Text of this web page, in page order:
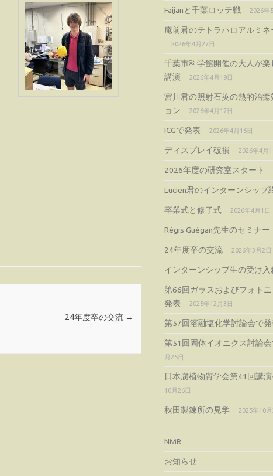
24年度卒の交流 →
Faijanと千葉ロッテ戦 2026年
庵前君のテトラハロアルミ
2026年4月27日
千葉市科学館開催の大人が楽
講演
2026年4月19日
宮川君の照射石英の熱的治
ョン
2026年4月17日
ICGで発表 2026年4月16日
ディスプレイ破損 2026年4月
2026年度の研究室スタート
Lucien君のインターンシップ
卒業式と修了式 2026年4月1日
Régis Guégan先生のセミナー
24年度卒の交流 2026年3月2日
インターンシップ生の受け入
第66回ガラスおよびフォト
発表
2025年12月3日
第57回溶融塩化学討論会で発
第51回固体イオニクス討論
月25日
日本腐植物質学会第41回講
10月26日
秋田製錬所の見学 2025年10月
NMR
お知らせ